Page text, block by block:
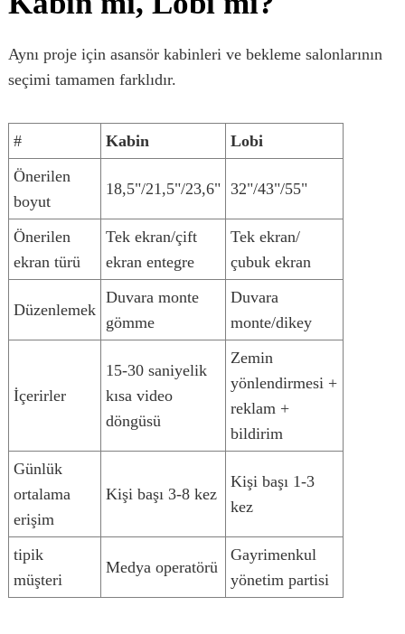
Aynı proje için asansör kabinleri ve bekleme salonlarının
seçimi tamamen farklıdır.
# Kabin
Lobi
Önerilen
boyut
18,5"/21,5"/23,6" 32"/43"/55"
Önerilen
ekran türü
Tek ekran/çift
ekran entegre
Tek ekran/
çubuk ekran
Düzenlemek
Duvara monte
gömme
Duvara
monte/dikey
İçerirler
15-30 saniyelik
kısa video
döngüsü
Zemin
yönlendirmesi +
reklam +
bildirim
Günlük
ortalama
erişim
Kişi başı 3-8 kez
Kişi başı 1-3
kez
tipik
müşteri
Medya operatörü
Gayrimenkul
yönetim partisi